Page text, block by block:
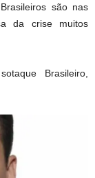
são nas
da crise muitos
Brasileiro,